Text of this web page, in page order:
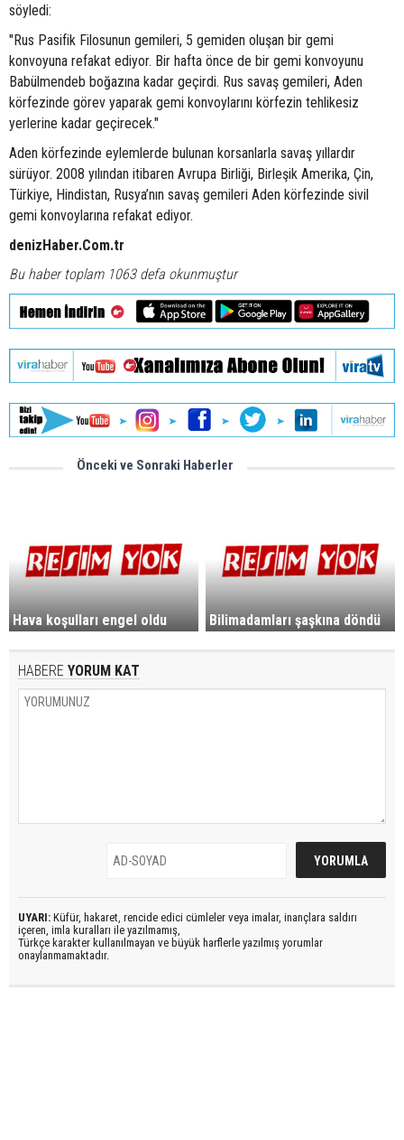
söyledi:
"Rus Pasifik Filosunun gemileri, 5 gemiden oluşan bir gemi
konvoyuna refakat ediyor. Bir hafta önce de bir gemi konvoyunu
Babülmendeb boğazına kadar geçirdi. Rus savaş gemileri, Aden
körfezinde görev yaparak gemi konvoylarını körfezin tehlikesiz
yerlerine kadar geçirecek."
Aden körfezinde eylemlerde bulunan korsanlarla savaş yıllardır
sürüyor. 2008 yılından itibaren Avrupa Birliği, Birleşik Amerika, Çin,
Türkiye, Hindistan, Rusya’nın savaş gemileri Aden körfezinde sivil
gemi konvoylarına refakat ediyor.
denizHaber.Com.tr
Bu haber toplam 1063 defa okunmuştur
Önceki ve Sonraki Haberler
Hava koşulları engel oldu Bilimadamları şaşkına döndü
HABERE YORUM KAT
UYARI: Küfür, hakaret, rencide edici cümleler veya imalar, inançlara saldırı
içeren, imla kuralları ile yazılmamış,
Türkçe karakter kullanılmayan ve büyük harflerle yazılmış yorumlar
onaylanmamaktadır.